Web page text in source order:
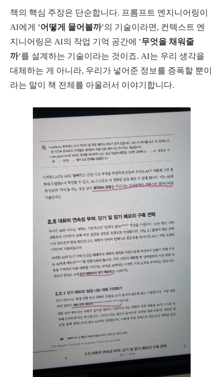
책의 핵심 주장은 단순합니다. 프롬프트 엔지니어링이
AI에게 '어떻게 물어볼까'의 기술이라면, 컨텍스트 엔
지니어링은 AI의 작업 기억 공간에 '무엇을 채워줄
까'를 설계하는 기술이라는 것이죠. AI는 우리 생각을
대체하는 게 아니라, 우리가 넣어준 정보를 증폭할 뿐이
라는 말이 책 전체를 아울러서 이야기합니다.